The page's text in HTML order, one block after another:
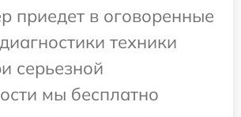
приедет в оговоренные
техники
серьезной
мы бесплатно